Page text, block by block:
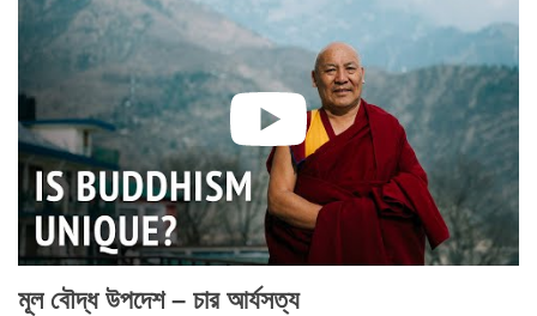
মূল বৌদ্ধ উপদেশ – চার আর্যসত্য